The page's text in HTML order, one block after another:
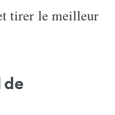
tirer le meilleur
de